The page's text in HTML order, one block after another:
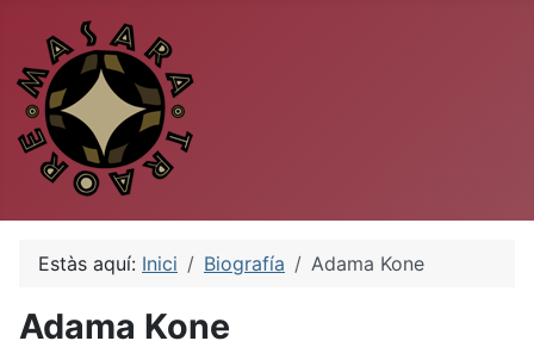
Estàs aquí: Inici Biografía Adama Kone
Adama Kone